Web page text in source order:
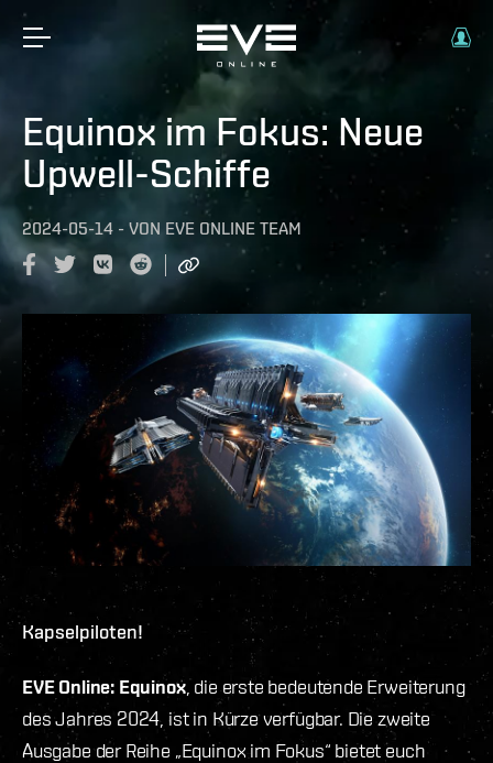
Equinox im Fokus: Neue
Upwell-Schiffe
2024-05-14 - VON EVE ONLINE TEAM
Kapselpiloten!
EVE Online: Equinox, die erste bedeutende Erweiterung
des Jahres 2024, ist in Kürze verfügbar. Die zweite
Ausgabe der Reihe „Equinox im Fokus“ bietet euch